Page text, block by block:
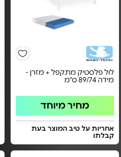
לול פלסטיק מתקפל + מזרן -
מידה 89/74 ס"מ
מחיר מיוחד
אחריות על טיב המוצר בעת
קבלתו